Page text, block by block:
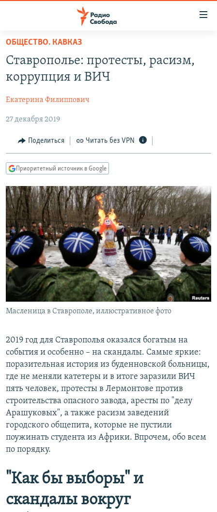
упрощенного
доступа
основному
Вернутся
главной
навигации
Вернутся
поиску
ПОДКАСТЫ
АВТОРСКИЕ ПРОЕКТЫ
ЦИТАТЫ СВОБОДЫ
МНЕНИЯ
КУЛЬТУРА
IDEL.РЕАЛИИ
КАВКАЗ.РЕАЛИИ
СЕВЕР.РЕАЛИИ
СИБИРЬ.РЕАЛИИ
РАСПИСАНИЕ ВЕЩАНИЯ
ПОДПИШИТЕСЬ НА РАССЫЛКУ
СОЦИАЛЬНЫЕ СЕТИ
Все сайты РСЕ/РС
ОБЩЕСТВО. КАВКАЗ
Ставрополье: протесты, расизм,
коррупция и ВИЧ
Екатерина Филиппович
27 декабря 2019
Поделиться Читать без VPN
Приоритетный источник в Google
Масленица в Ставрополе, иллюстративное фото
2019 год для Ставрополья оказался богатым на
события и особенно – на скандалы. Самые яркие:
поразительная история из буденновской больницы,
где не меняли катетеры и в итоге заразили ВИЧ
пять человек, протесты в Лермонтове против
строительства опасного завода, аресты по "делу
Арашуковых", а также расизм заведений
городского общепита, которые не пустили
поужинать студента из Африки. Впрочем, обо всем
по порядку.
"Как бы выборы" и
скандалы вокруг